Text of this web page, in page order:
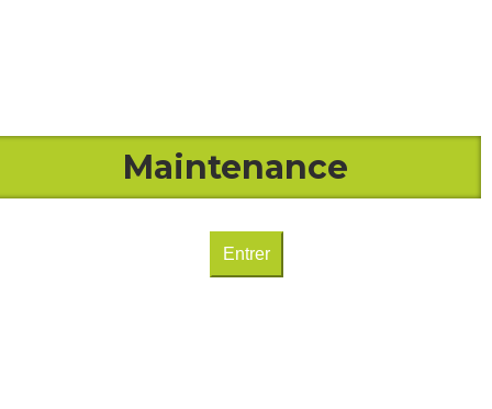
Maintenance